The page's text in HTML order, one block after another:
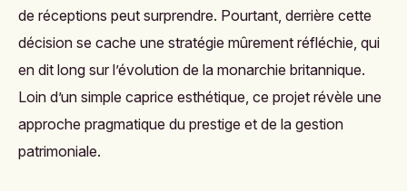
de réceptions peut surprendre. Pourtant, derrière cette
décision se cache une stratégie mûrement réfléchie, qui
en dit long sur l’évolution de la monarchie britannique.
Loin d’un simple caprice esthétique, ce projet révèle une
approche pragmatique du prestige et de la gestion
patrimoniale.